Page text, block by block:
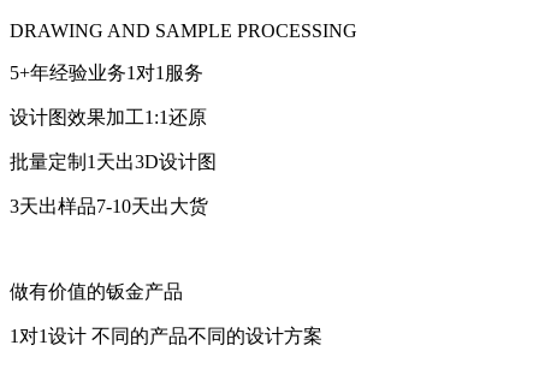
DRAWING AND SAMPLE PROCESSING
5+年经验业务1对1服务
设计图效果加工1:1还原
批量定制1天出3D设计图
3天出样品7-10天出大货
做有价值的钣金产品
1对1设计 不同的产品不同的设计方案